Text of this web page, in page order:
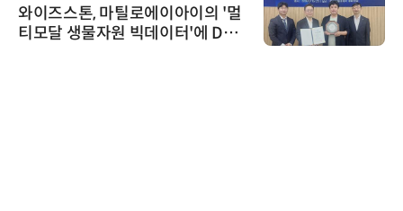
와이즈스톤, 마틸로에이아이의 '멀
티모달 생물자원 빅데이터'에 DQ